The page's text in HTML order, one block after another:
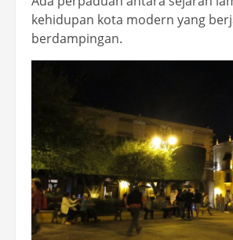
kehidupan kota modern yang
berdampingan.